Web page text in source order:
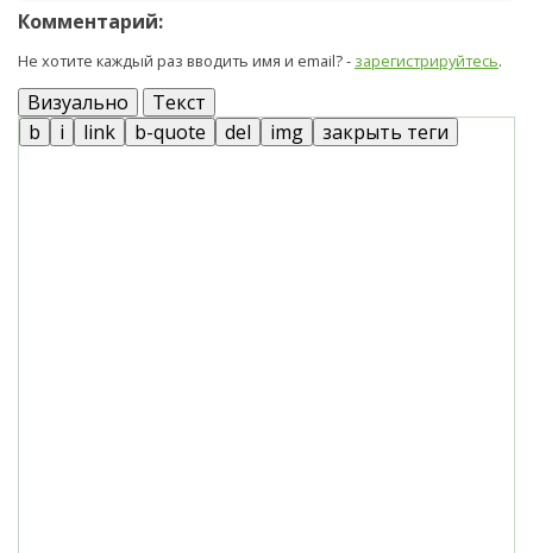
Комментарий:
Не хотите каждый раз вводить имя и email? - зарегистрируйтесь.
Визуально Текст